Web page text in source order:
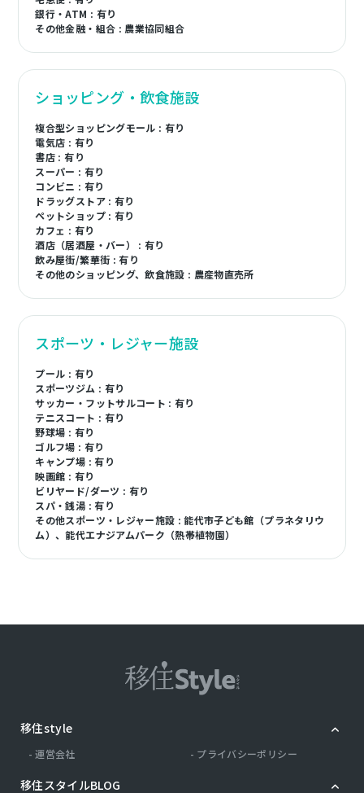
銀行・ATM : 有り
その他金融・組合 : 農業協同組合
ショッピング・飲食施設
複合型ショッピングモール : 有り
電気店 : 有り
書店 : 有り
スーパー : 有り
コンビニ : 有り
ドラッグストア : 有り
ペットショップ : 有り
カフェ : 有り
酒店（居酒屋・バー） : 有り
飲み屋街/繁華街 : 有り
その他のショッピング、飲食施設 : 農産物直売所
スポーツ・レジャー施設
プール : 有り
スポーツジム : 有り
サッカー・フットサルコート : 有り
テニスコート : 有り
野球場 : 有り
ゴルフ場 : 有り
キャンプ場 : 有り
映画館 : 有り
ビリヤード/ダーツ : 有り
スパ・銭湯 : 有り
その他スポーツ・レジャー施設 : 能代市子ども館（プラネタリウ
ム）、能代エナジアムパーク（熱帯植物園）
移住style
運営会社 プライバシーポリシー
移住スタイルBLOG